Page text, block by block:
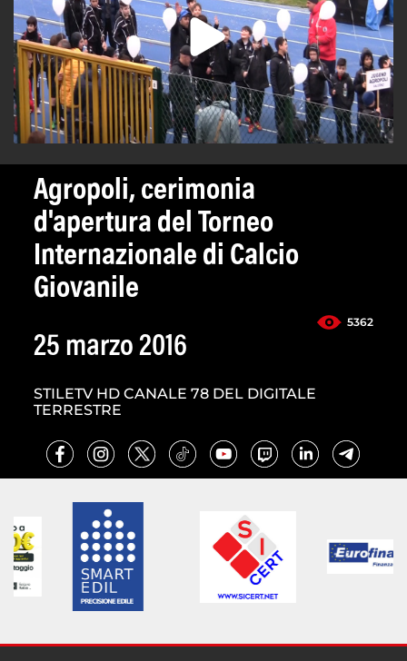
Agropoli, cerimonia
d'apertura del Torneo
Internazionale di Calcio
Giovanile
5362
25 marzo 2016
STILETV HD CANALE 78 DEL DIGITALE
TERRESTRE